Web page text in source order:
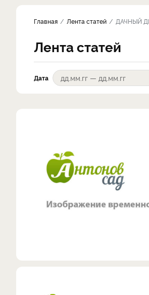
Главная Лента статей ДАЧНЫЙ
Лента статей
Дата